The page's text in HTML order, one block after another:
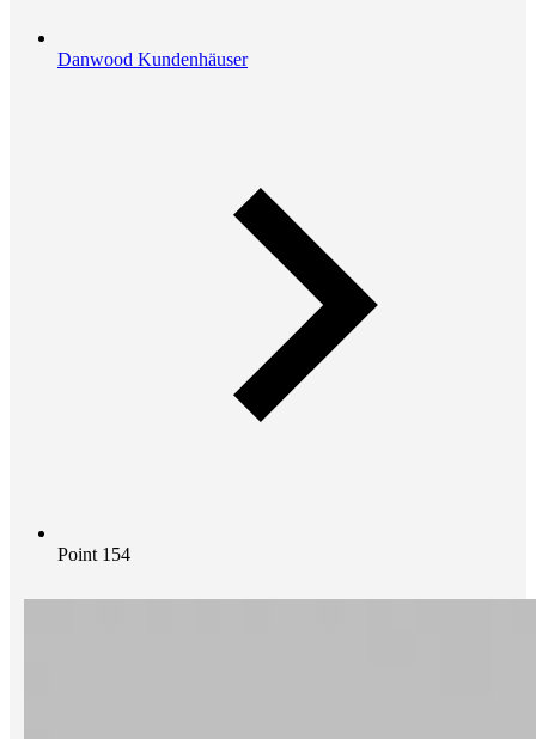
Danwood Kundenhäuser
Point 154